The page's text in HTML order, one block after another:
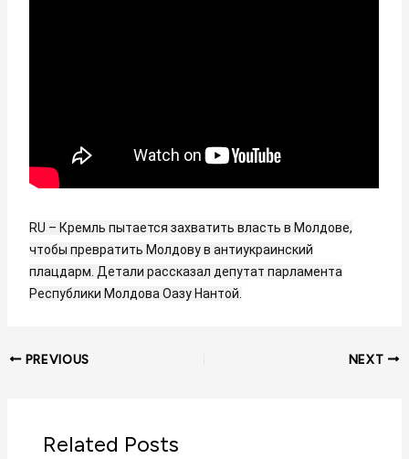
RU – Кремль пытается захватить власть в Молдове,
чтобы превратить Молдову в антиукраинский
плацдарм. Детали рассказал депутат парламента
Республики Молдова Оазу Нантой.
PREVIOUS NEXT
Related Posts